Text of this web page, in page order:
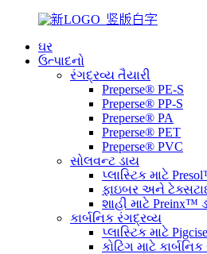
ઘર
ઉત્પાદનો
રંગદ્રવ્ય તૈયારી
Preperse® PE-S
Preperse® PP-S
Preperse® PA
Preperse® PET
Preperse® PVC
સોલવન્ટ ડાય
પ્લાસ્ટિક માટે
ફાઇબર અને
શાહી માટે Preinx™
કાર્બનિક રંગદ્રવ્ય
પ્લાસ્ટિક માટે
કોટિંગ માટે